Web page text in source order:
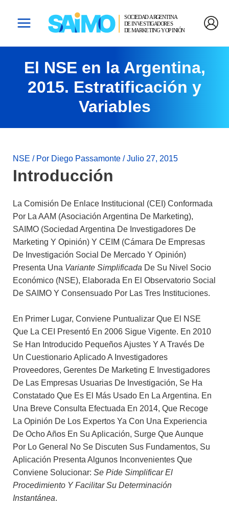
El NSE en la Argentina,
2015. Estratificación y
Variables
NSE / Por Diego Passamonte /Julio 27, 2015
Introducción
La Comisión De Enlace Institucional (CEI) Conformada
Por La AAM (Asociación Argentina De Marketing),
SAIMO (Sociedad Argentina De Investigadores De
Marketing Y Opinión) Y CEIM (Cámara De Empresas
De Investigación Social De Mercado Y Opinión)
Presenta Una Variante Simplificada De Su Nivel Socio
Económico (NSE), Elaborada En El Observatorio Social
De SAIMO Y Consensuado Por Las Tres Instituciones.
En Primer Lugar, Conviene Puntualizar Que El NSE
Que La CEI Presentó En 2006 Sigue Vigente. En 2010
Se Han Introducido Pequeños Ajustes Y A Través De
Un Cuestionario Aplicado A Investigadores
Proveedores, Gerentes De Marketing E Investigadores
De Las Empresas Usuarias De Investigación, Se Ha
Constatado Que Es El Más Usado En La Argentina. En
Una Breve Consulta Efectuada En 2014, Que Recoge
La Opinión De Los Expertos Ya Con Una Experiencia
De Ocho Años En Su Aplicación, Surge Que Aunque
Por Lo General No Se Discuten Sus Fundamentos, Su
Aplicación Presenta Algunos Inconvenientes Que
Conviene Solucionar: Se Pide Simplificar El
Procedimiento Y Facilitar Su Determinación
Instantánea.